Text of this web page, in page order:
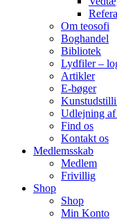
Om teosofi
Boghandel
Bibliotek
Lydfiler –
Artikler
E-bøger
Udlejning af
Find os
Kontakt os
Medlemsskab
Medlem
Frivillig
Shop
Shop
Min Konto